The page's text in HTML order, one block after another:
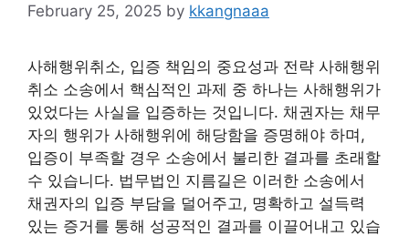
February 25, 2025 by kkangnaaa
사해행위취소, 입증 책임의 중요성과 전략 사해행위
취소 소송에서 핵심적인 과제 중 하나는 사해행위가
있었다는 사실을 입증하는 것입니다. 채권자는 채무
자의 행위가 사해행위에 해당함을 증명해야 하며,
입증이 부족할 경우 소송에서 불리한 결과를 초래할
수 있습니다. 법무법인 지름길은 이러한 소송에서
채권자의 입증 부담을 덜어주고, 명확하고 설득력
있는 증거를 통해 성공적인 결과를 이끌어내고 있습